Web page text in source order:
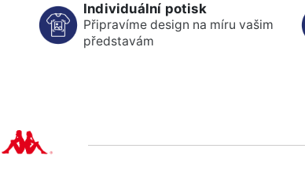
Individuální potisk
Připravíme design na míru vašim
představám